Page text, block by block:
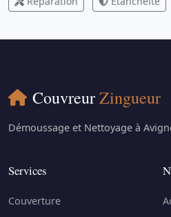
CouvreurZingueur
Démoussage et Nettoyage à
Services
Couverture